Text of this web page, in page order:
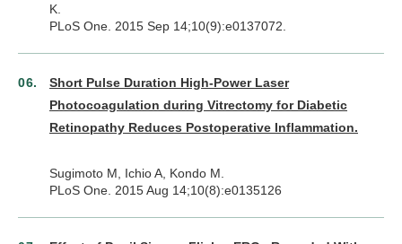
K.
PLoS One. 2015 Sep 14;10(9):e0137072.
Short Pulse Duration High-Power Laser
Photocoagulation during Vitrectomy for Diabetic
Retinopathy Reduces Postoperative Inflammation.
Sugimoto M, Ichio A, Kondo M.
PLoS One. 2015 Aug 14;10(8):e0135126